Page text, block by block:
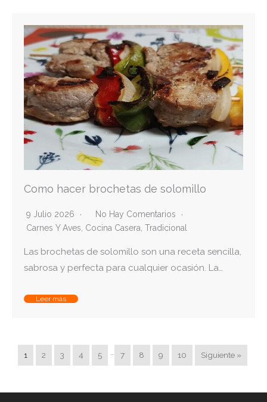
Como hacer brochetas de solomillo
9 Julio 2026
No Hay Comentarios
Carnes Y Aves Cocina Casera Tradicional
Las brochetas de solomillo son una receta sencilla,
sabrosa y perfecta para cualquier ocasión. La…
Leer más
1 2 3 4 5 7 8 9 10 Siguiente »